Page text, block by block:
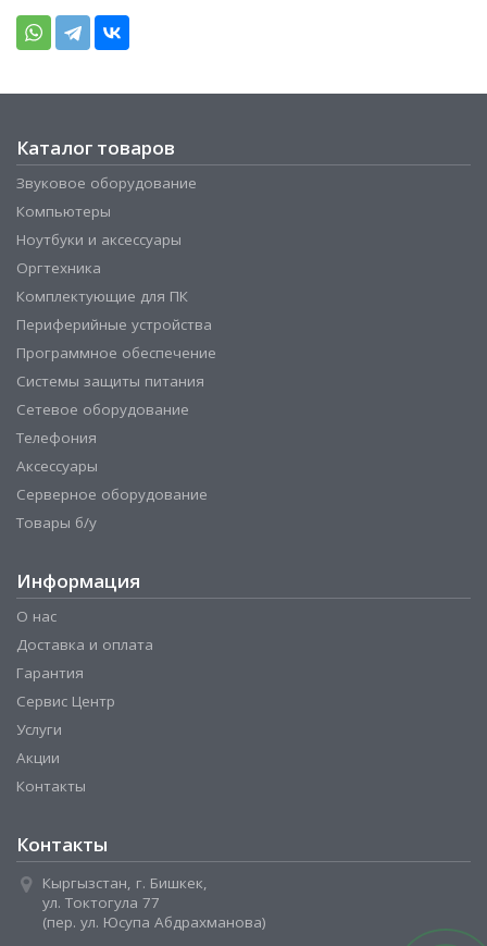
Каталог товаров
Звуковое оборудование
Компьютеры
Ноутбуки и аксессуары
Оргтехника
Комплектующие для ПК
Периферийные устройства
Программное обеспечение
Системы защиты питания
Сетевое оборудование
Телефония
Аксессуары
Серверное оборудование
Товары б/у
Информация
О нас
Доставка и оплата
Гарантия
Сервис Центр
Услуги
Акции
Контакты
Контакты
Кыргызстан, г. Бишкек,
ул. Токтогула 77
(пер. ул. Юсупа Абдрахманова)